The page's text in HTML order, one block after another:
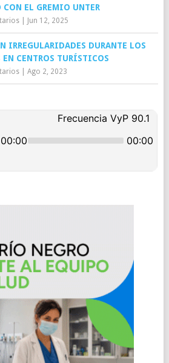
CON EL GREMIO UNTER
| Jun 12, 2025
IRREGULARIDADES DURANTE LOS
EN CENTROS TURÍSTICOS
| Ago 2, 2023